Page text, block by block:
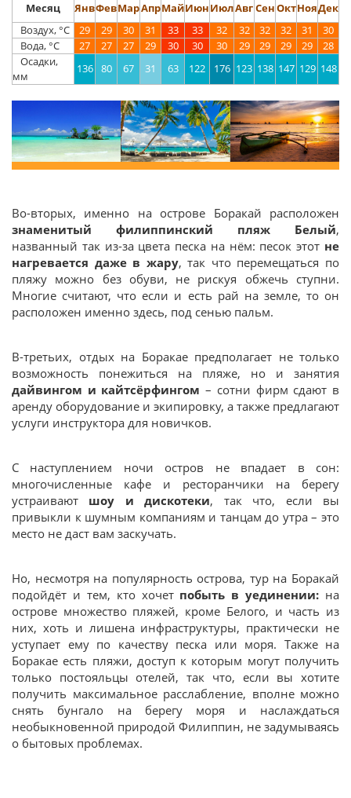
Месяц ЯнвФевМарАпрМайИюнИюлАвгСенОктНояДек
Воздух, °С
29 29 30 31 33 33 32 32 32 32 31
30
Вода, °С
27 27 27 29 30 30 30 29 29 29 29
28
Осадки,
мм
136 80 67 31 63 122 176 123 138 147 129 148
Во-вторых, именно на острове Боракай расположен
знаменитый филиппинский пляж Белый,
названный так из-за цвета песка на нём: песок этот не
нагревается даже в жару, так что перемещаться по
пляжу можно без обуви, не рискуя обжечь ступни.
Многие считают, что если и есть рай на земле, то он
расположен именно здесь, под сенью пальм.
В-третьих, отдых на Боракае предполагает не только
возможность понежиться на пляже, но и занятия
дайвингом и кайтсёрфингом – сотни фирм сдают в
аренду оборудование и экипировку, а также предлагают
услуги инструктора для новичков.
С наступлением ночи остров не впадает в сон:
многочисленные кафе и ресторанчики на берегу
устраивают шоу и дискотеки, так что, если вы
привыкли к шумным компаниям и танцам до утра – это
место не даст вам заскучать.
Но, несмотря на популярность острова, тур на Боракай
подойдёт и тем, кто хочет побыть в уединении: на
острове множество пляжей, кроме Белого, и часть из
них, хоть и лишена инфраструктуры, практически не
уступает ему по качеству песка или моря. Также на
Боракае есть пляжи, доступ к которым могут получить
только постояльцы отелей, так что, если вы хотите
получить максимальное расслабление, вполне можно
снять бунгало на берегу моря и наслаждаться
необыкновенной природой Филиппин, не задумываясь
о бытовых проблемах.